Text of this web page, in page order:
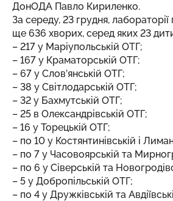
ДонОДА Павло Кириленко.
За середу, 23 грудня,
ще 636 хворих, серед яких 23
– 217 у Маріупольській ОТГ;
– 167 у Краматорській ОТГ;
– 67 у Слов’янській ОТГ;
– 38 у Світлодарській ОТГ;
– 32 у Бахмутській ОТГ;
– 25 в Олександрівській ОТГ;
– 16 у Торецькій ОТГ;
– по 10 у Костянтинівській і
– по 7 у Часовоярській та
– по 6 у Сіверській та
– 5 у Добропільській ОТГ;
– по 4 у Дружківській та